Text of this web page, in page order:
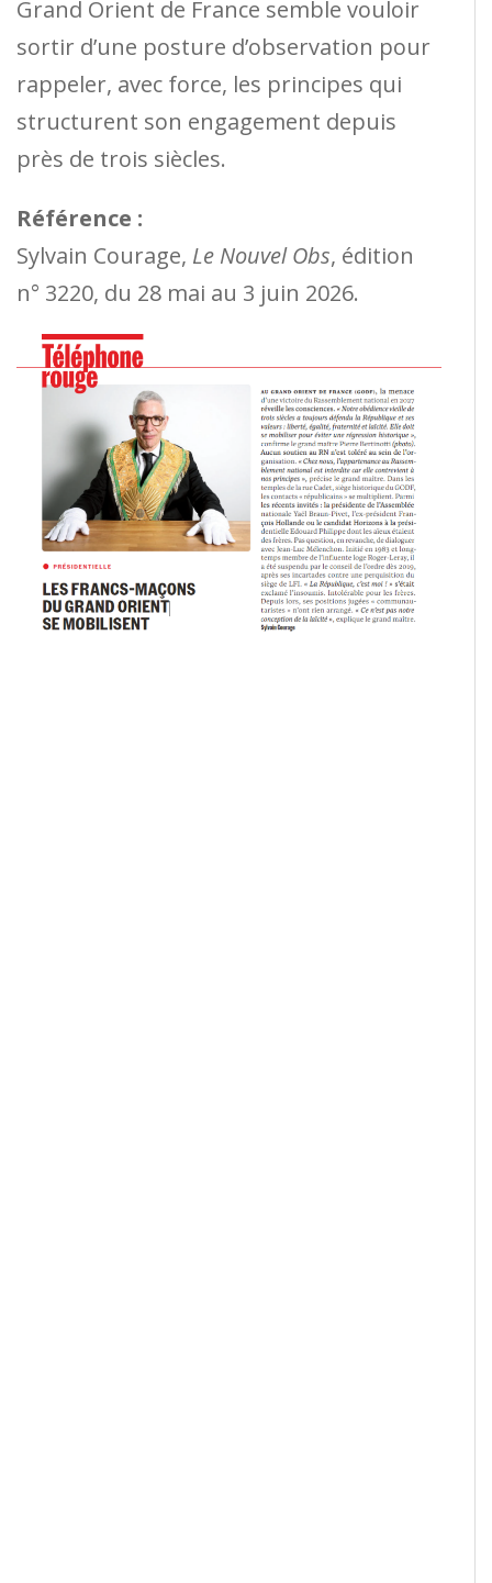
Grand Orient de France semble vouloir
sortir d’une posture d’observation pour
rappeler, avec force, les principes qui
structurent son engagement depuis
près de trois siècles.
Référence :
Sylvain Courage, Le Nouvel Obs, édition
n° 3220, du 28 mai au 3 juin 2026.